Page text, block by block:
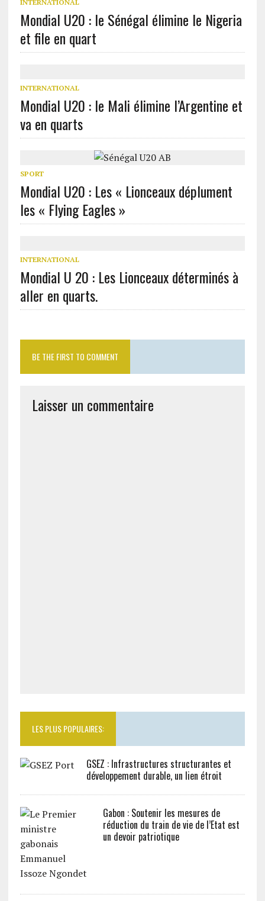
INTERNATIONAL
Mondial U20 : le Sénégal élimine le Nigeria
et file en quart
INTERNATIONAL
Mondial U20 : le Mali élimine l’Argentine et
va en quarts
SPORT
Mondial U20 : Les « Lionceaux déplument
les « Flying Eagles »
INTERNATIONAL
Mondial U 20 : Les Lionceaux déterminés à
aller en quarts.
BE THE FIRST TO COMMENT
Laisser un commentaire
LES PLUS POPULAIRES:
GSEZ : Infrastructures structurantes et
développement durable, un lien étroit
Gabon : Soutenir les mesures de
réduction du train de vie de l’Etat est
un devoir patriotique